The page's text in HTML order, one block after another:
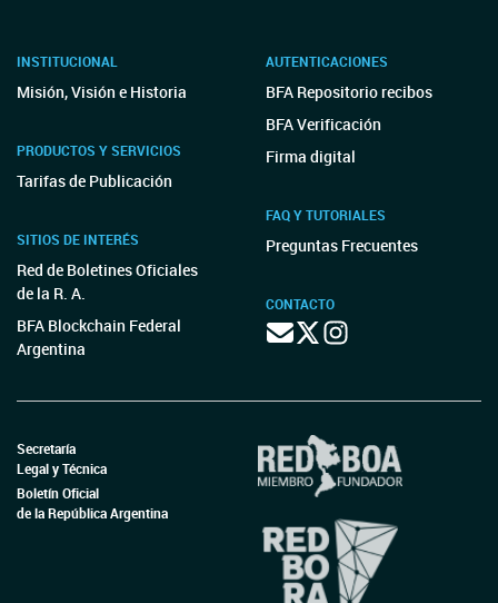
INSTITUCIONAL
Misión, Visión e Historia
PRODUCTOS Y SERVICIOS
Tarifas de Publicación
SITIOS DE INTERÉS
Red de Boletines Oficiales
de la R. A.
BFA Blockchain Federal
Argentina
AUTENTICACIONES
BFA Repositorio recibos
BFA Verificación
Firma digital
FAQ Y TUTORIALES
Preguntas Frecuentes
CONTACTO
Secretaría
Legal y Técnica
Boletín Oficial
de la República Argentina